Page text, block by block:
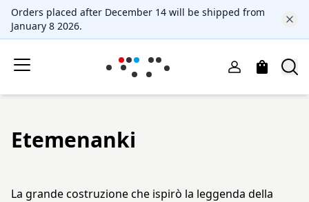
Orders placed after December 14 will be shipped from
January 8 2026.
Etemenanki
La grande costruzione che ispirò la leggenda della